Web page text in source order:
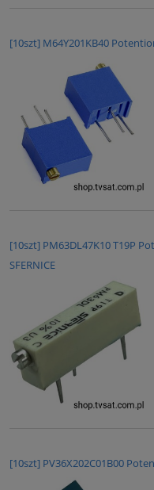
[10szt] M64Y201KB40
[10szt] PM63DL47K10 T19P
SFERNICE
[10szt] PV36X202C01B00